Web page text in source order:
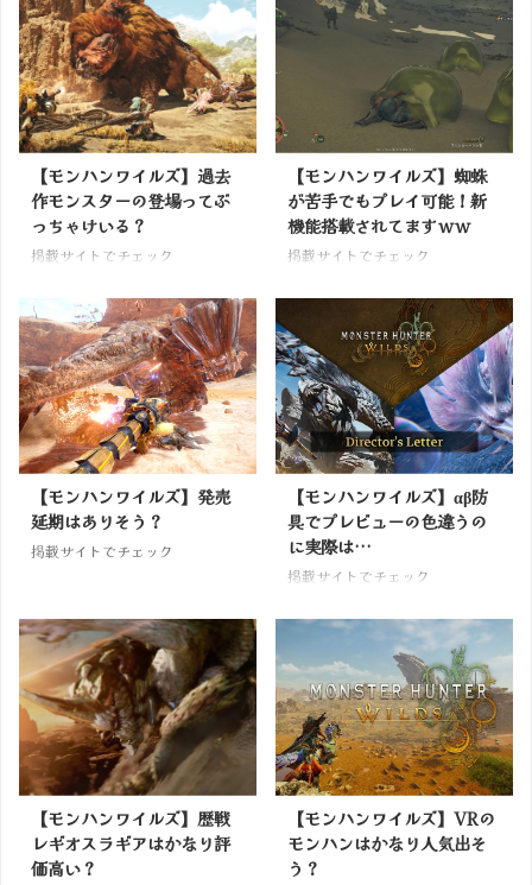
【モンハンワイルズ】過去
作モンスターの登場ってぶ
っちゃけいる？
掲載サイトでチェック
【モンハンワイルズ】蜘蛛
が苦手でもプレイ可能！新
機能搭載されてますｗｗ
掲載サイトでチェック
【モンハンワイルズ】発売
延期はありそう？
掲載サイトでチェック
【モンハンワイルズ】αβ防
具でプレビューの色違うの
に実際は…
掲載サイトでチェック
【モンハンワイルズ】歴戦
レギオスラギアはかなり評
価高い？
【モンハンワイルズ】VRの
モンハンはかなり人気出そ
う？